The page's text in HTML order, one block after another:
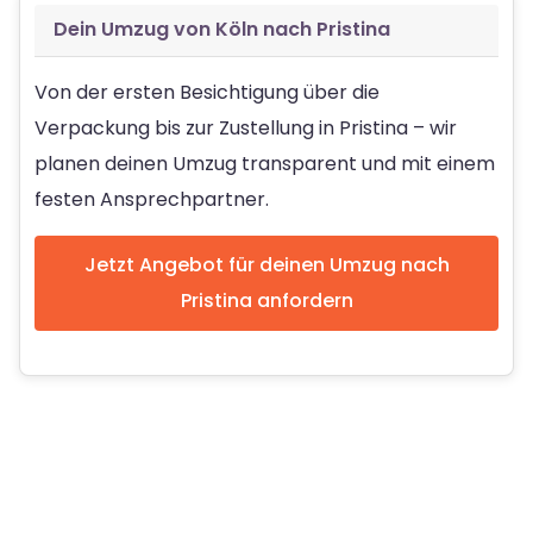
Dein Umzug von Köln nach Pristina
Von der ersten Besichtigung über die
Verpackung bis zur Zustellung in Pristina – wir
planen deinen Umzug transparent und mit einem
festen Ansprechpartner.
Jetzt Angebot für deinen Umzug nach
Pristina anfordern